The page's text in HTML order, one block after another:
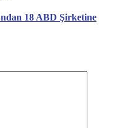
18 ABD Şirketine